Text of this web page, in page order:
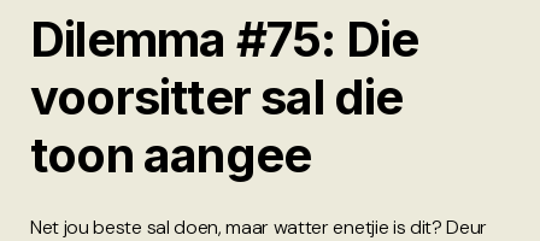
Dilemma #75: Die
voorsitter sal die
toon aangee
Net jou beste sal doen, maar watter enetjie is dit? Deur
Piet Croucamp
Willem Kempen
Gas + Poste
Kop + Knoper